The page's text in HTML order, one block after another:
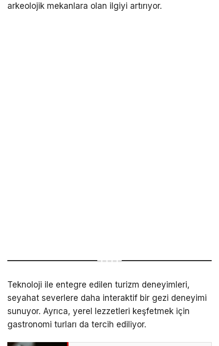
arkeolojik mekanlara olan ilgiyi artırıyor.
Teknoloji ile entegre edilen turizm deneyimleri,
seyahat severlere daha interaktif bir gezi deneyimi
sunuyor. Ayrıca, yerel lezzetleri keşfetmek için
gastronomi turları da tercih ediliyor.